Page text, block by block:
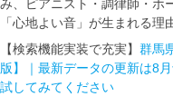
み、ピアニスト・調律師・ホ
「心地よい音」が生まれる理
【検索機能実装で充実】 群馬
版】｜最新データの更新は8
試してみてください